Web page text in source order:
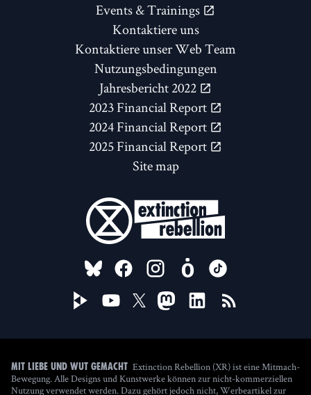
Events & Trainings
Kontaktiere uns
Kontaktiere unser Web Team
Nutzungsbedingungen
Jahresbericht 2022
2023 Financial Report
2024 Financial Report
2025 Financial Report
Site map
FOLLOW US ON
Mit Liebe und Wut gemacht Extinction Rebellion (XR) ist eine Mitmach-
Bewegung. Alle Designs und Kunstwerke können zur nicht-kommerziellen
Nutzung verwendet werden. Dazu gehört jedoch nicht, Werbeartikel zur